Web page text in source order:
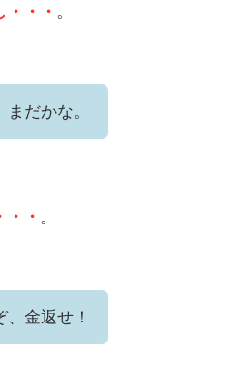
・・ 。
まだかな。
・ 。
金返せ！